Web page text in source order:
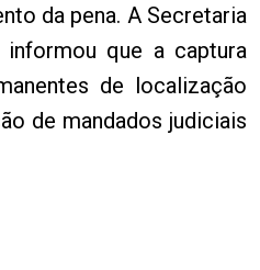
da pena. A Secretaria
informou que a captura
de localização
de mandados judiciais